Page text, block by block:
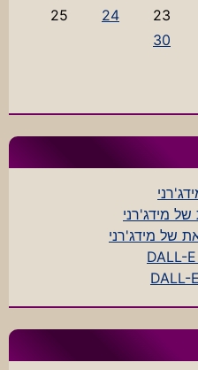
23
24
25
30
מידג'רני
של מידג'רני